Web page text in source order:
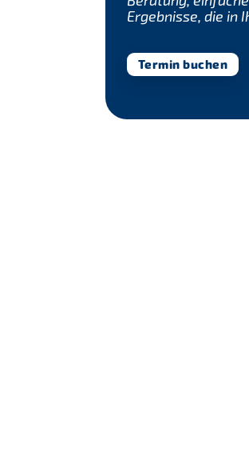
Ergebnisse, die in
Termin buchen